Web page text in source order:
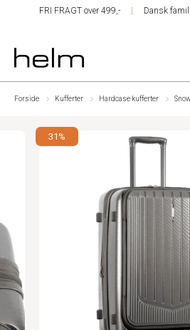
FRI FRAGT over 499,- Dansk
Forside Kufferter Hardcase kufferter
31%